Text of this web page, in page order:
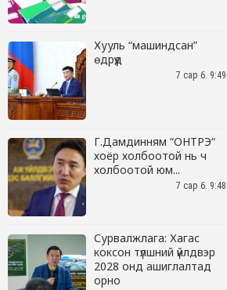
Хууль “машиндсан”
өдрүүд
7 сар 6. 9:49
Г.Дамдинням “ОНТРЭ“
хоёр холбоотой нь ч
холбоотой юм...
7 сар 6. 9:48
Сурвалжлага: Хагас
коксон түлшний үйлдвэр
2028 онд ашиглалтад
орно